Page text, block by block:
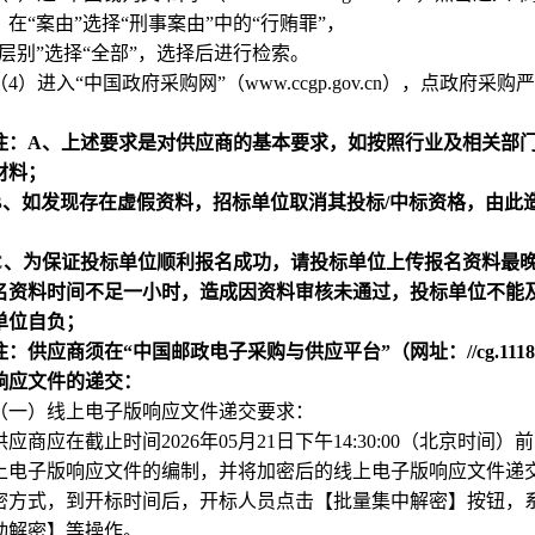
在“案由”选择“刑事案由”中的“行贿罪”，
别”选择“全部”，选择后进行检索。
4）进入“中国政府采购网”（www.ccgp.gov.cn），点政府采购
：A、上述要求是对供应商的基本要求，如按照行业及相关部
；
、如发现存在虚假资料，招标单位取消其投标/中标资格，由
、为保证投标单位顺利报名成功，请投标单位上传报名资料最
资料时间不足一小时，造成因资料审核未通过，投标单位不
自负；
：供应商须在“中国邮政电子采购与供应平台”（网址：//
应文件的递交：
一）线上电子版响应文件递交要求：
应商应在截止时间2026年05月21日下午14:30:00（北京时间
电子版响应文件的编制，并将加密后的线上电子版响应文件
方式，到开标时间后，开标人员点击【批量集中解密】按钮
解密】等操作。